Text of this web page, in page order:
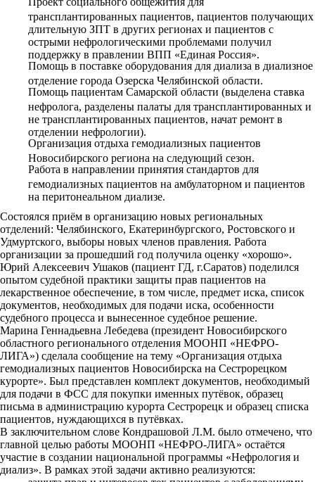
трансплантированных пациентов, пациентов получающих
длительную ЗПТ в других регионах и пациентов с
острыми нефрологическими проблемами получил
поддержку в правлении ВПП «Единая Россия».
Помощь в поставке оборудования для диализа в диализное
отделение города Озерска Челябинской области.
Помощь пациентам Самарской области (выделена ставка
нефролога, разделены палаты для трансплантированных и
не трансплантированных пациентов, начат ремонт в
отделении нефрологии).
Организация отдыха гемодиализных пациентов
Новосибирского региона на следующий сезон.
Работа в направлении принятия стандартов для
гемодиализных пациентов на амбулаторном и пациентов
на перитонеальном диализе.
Состоялся приём в организацию новых региональных
отделений: Челябинского, Екатеринбургского, Ростовского и
Удмуртского, выборы новых членов правления. Работа
организации за прошедший год получила оценку «хорошо».
Юрий Алексеевич Ушаков (пациент ГД, г.Саратов) поделился
опытом судебной практики защиты прав пациентов на
лекарственное обеспечение, в том числе, предмет иска, список
документов, необходимых для подачи иска, особенности
судебного процесса и вынесенное судебное решение.
Марина Геннадьевна Лебедева (президент Новосибирского
областного регионального отделения МООНП «НЕФРО-
ЛИГА») сделала сообщение на тему «Организация отдыха
гемодиализных пациентов Новосибирска на Сестрорецком
курорте». Был представлен комплект документов, необходимый
для подачи в ФСС для покупки именных путёвок, образец
письма в администрацию курорта Сестрорецк и образец списка
пациентов, нуждающихся в путёвках.
В заключительном слове Кондрашовой Л.М. было отмечено, что
главной целью работы МООНП «НЕФРО-ЛИГА» остаётся
участие в создании национальной программы «Нефрология и
диализ». В рамках этой задачи активно реализуются: